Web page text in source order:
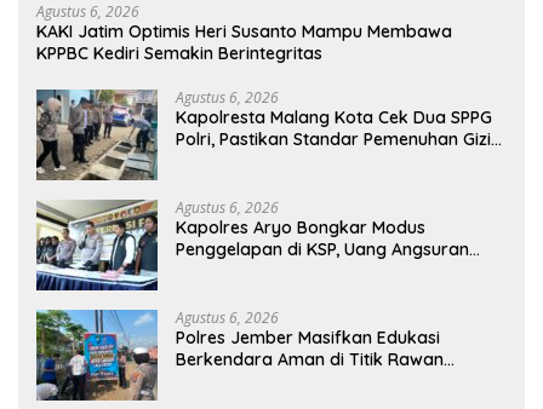
Agustus 6, 2026
KAKI Jatim Optimis Heri Susanto Mampu Membawa
KPPBC Kediri Semakin Berintegritas
Agustus 6, 2026
Kapolresta Malang Kota Cek Dua SPPG
Polri, Pastikan Standar Pemenuhan Gizi
Agustus 6, 2026
Kapolres Aryo Bongkar Modus
Penggelapan di KSP, Uang Angsuran
Agustus 6, 2026
Polres Jember Masifkan Edukasi
Berkendara Aman di Titik Rawan